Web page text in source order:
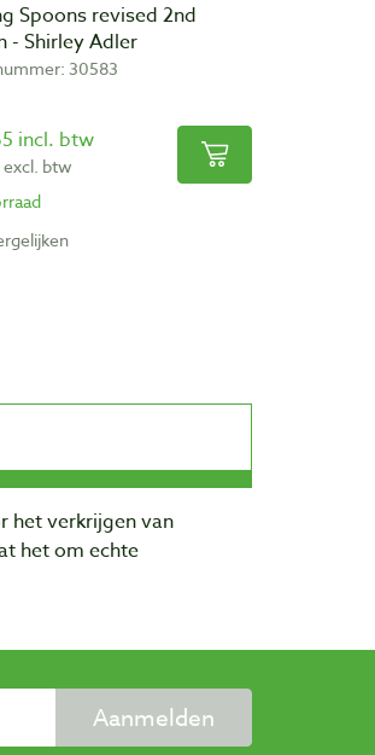
Spoons revised 2nd
- Shirley Adler
30583
incl. btw
excl. btw
het verkrijgen van
het om echte
Aanmelden